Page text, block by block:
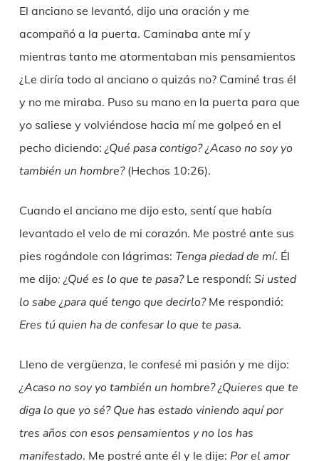
El anciano se levantó, dijo una oración y me
acompañó a la puerta. Caminaba ante mí y
mientras tanto me atormentaban mis pensamientos
¿Le diría todo al anciano o quizás no? Caminé tras él
y no me miraba. Puso su mano en la puerta para que
yo saliese y volviéndose hacia mí me golpeó en el
pecho diciendo: ¿Qué pasa contigo? ¿Acaso no soy yo
también un hombre?(Hechos 10:26).
Cuando el anciano me dijo esto, sentí que había
levantado el velo de mi corazón. Me postré ante sus
pies rogándole con lágrimas: Tenga piedad de mí. Él
me dijo: ¿Qué es lo que te pasa?Le respondí: Si usted
lo sabe ¿para qué tengo que decirlo?Me respondió:
Eres tú quien ha de confesar lo que te pasa.
Lleno de vergüenza, le confesé mi pasión y me dijo:
¿Acaso no soy yo también un hombre? ¿Quieres que te
diga lo que yo sé? Que has estado viniendo aquí por
tres años con esos pensamientos y no los has
manifestado. Me postré ante él y le dije: Por el amor